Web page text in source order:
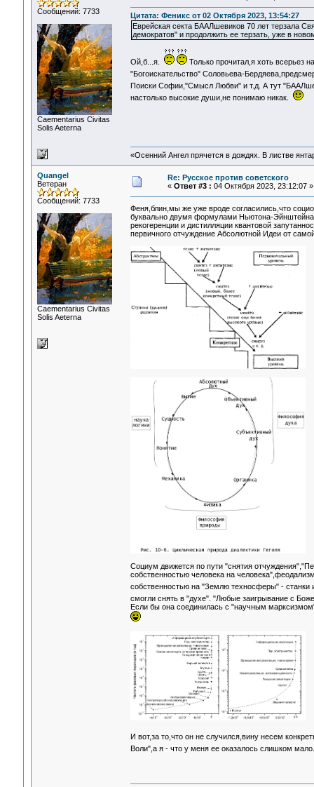
Сообщений: 7733
Сaementarius Civitas
Solis Aeterna
Цитата: Феникс от 02 Октября 2023, 13:54:27
Еврейская секта БААЛшевиков 70 лет терзала
демократов" и продолжить ее терзать, уже в
Ой,б...я.
Только прочитал,я хоть всерьез
"Богоискательство" Соловьева-
Поиски Софии,"Смысл Любви" и т.д. А тут
настолько высокие души,не понимаю никак.
«Осенний Ангел прячется в дождях. В листве
Quangel
Ветеран
Сообщений: 7733
Сaementarius Civitas
Solis Aeterna
Re: Русское против советского
« Ответ #3 : 04 Октября 2023, 23:12:07 »
Феня,блин,мы же уже вроде согласились,что
буквально двумя формулами Ньютона-
рекогеренции и дистилляции квантовой
первичного отчуждение Абсолютной Идеи от
Социум движется по пути "снятия
собственностью человека на
собственностью на "Землю техносферы" -
смогли снять в "духе". "Любые заигрывание с
Если бы она соединилась с "научным
И вот,за то,что он не случился,вину несем
Воли",а я - что у меня ее оказалось слишком